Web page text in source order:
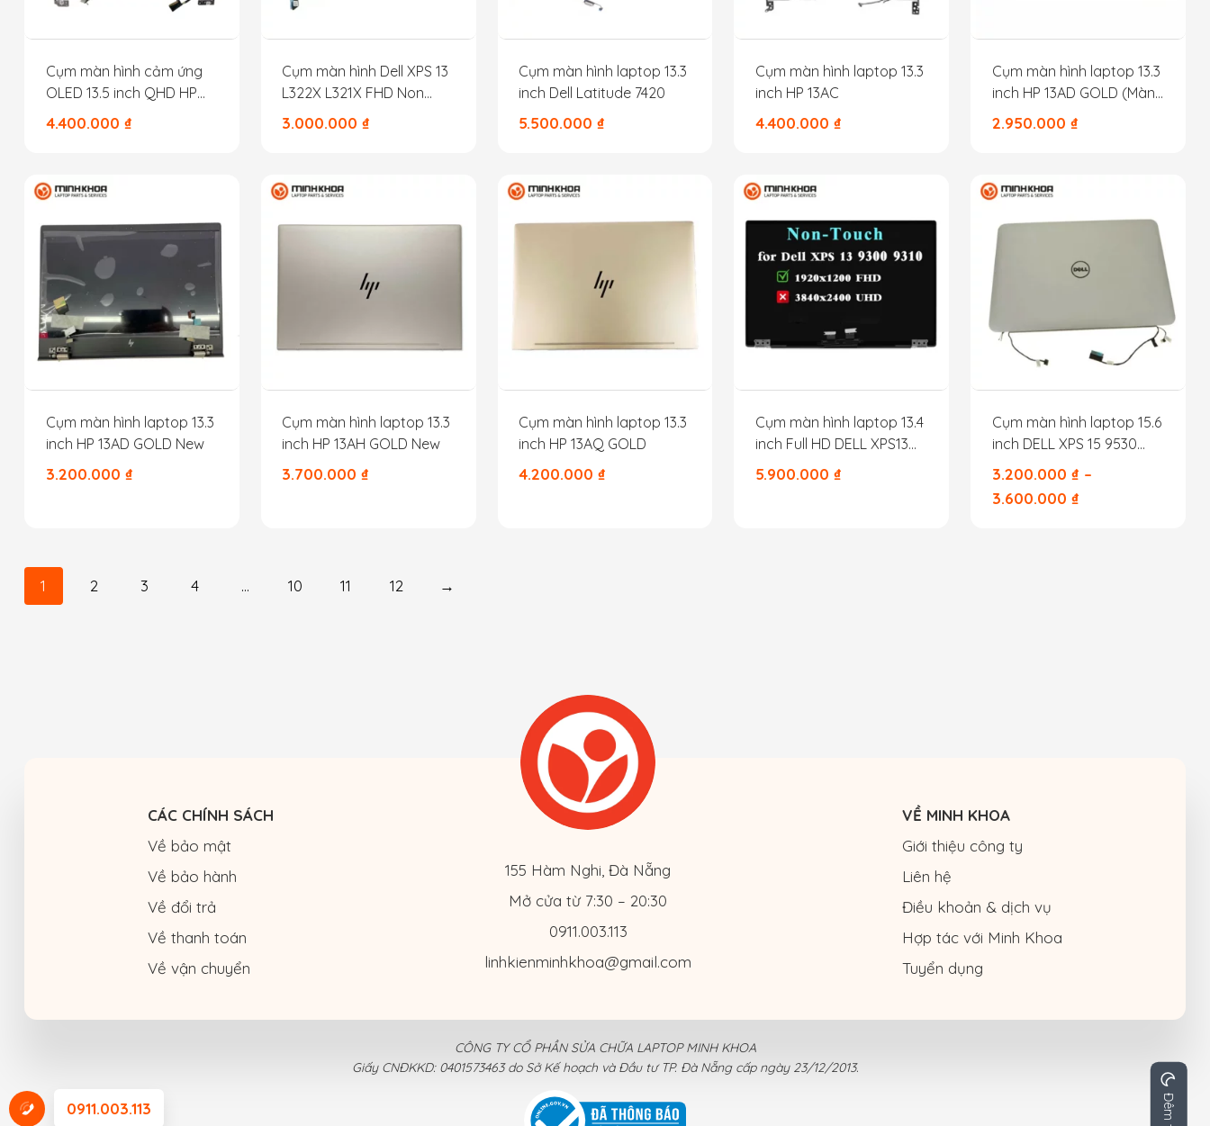
Cụm màn hình cảm ứng
OLED 13.5 inch QHD HP
X360 14EA màu nâu
4.400.000 ₫
Cụm màn hình Dell XPS 13
L322X L321X FHD Non
Touch
3.000.000₫
Cụm màn hình laptop 13.3
inch Dell Latitude 7420
5.500.000₫
Cụm màn hình laptop 13.3
inch HP 13AC
4.400.000 ₫
Cụm màn hình laptop 13.3
inch HP 13AD GOLD (Màn
+ Kính)
2.950.000 ₫
Cụm màn hình laptop 13.3
inch HP 13AD GOLD New
3.200.000 ₫
Cụm màn hình laptop 13.3
inch HP 13AH GOLD New
3.700.000₫
Cụm màn hình laptop 13.3
inch HP 13AQ GOLD
4.200.000₫
Cụm màn hình laptop 13.4
inch Full HD DELL XPS13
9310 9300
5.900.000 ₫
Cụm màn hình laptop 15.6
inch DELL XPS 15 9530
M3800
3.200.000 ₫ –
3.600.000 ₫
1 2 3 4 … 10 11 12 →
CÁC CHÍNH SÁCH
Về bảo mật
Về bảo hành
Về đổi trả
Về thanh toán
Về vận chuyển
155 Hàm Nghi, Đà Nẵng
Mở cửa từ 7:30 – 20:30
0911.003.113
linhkienminhkhoa@gmail.com
VỀ MINH KHOA
Giới thiệu công ty
Liên hệ
Điều khoản & dịch vụ
Hợp tác với Minh Khoa
Tuyển dụng
CÔNG TY CỔ PHẦN SỬA CHỮA LAPTOP MINH KHOA
Giấy CNĐKKD: 0401573463 do Sở Kế hoạch và Đầu tư TP. Đà Nẵng cấp ngày 23/12/2013.
0911.003.113